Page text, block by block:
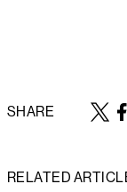
SHARE
RELATED